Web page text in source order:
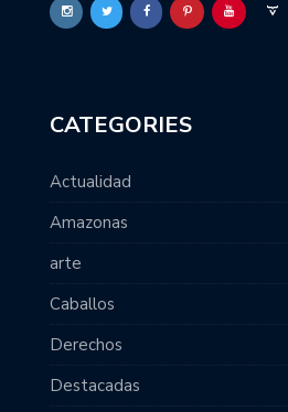
CATEGORIES
Actualidad
Amazonas
arte
Caballos
Derechos
Destacadas